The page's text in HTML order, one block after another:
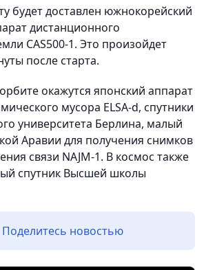
будет доставлен южнокорейский
дистанционного
CAS500-1. Это произойдет
после старта.
окажутся японский аппарат
мусора ELSA-d, спутники
университета Берлина, малый
Аравии для получения снимков
связи NAJM-1. В космос также
спутник Высшей школы
Поделитесь новостью